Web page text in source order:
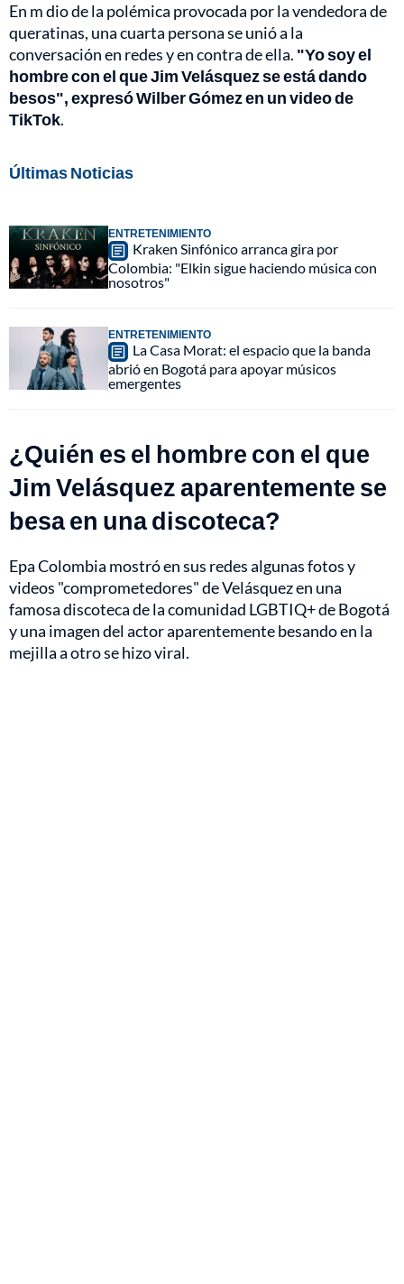
En m dio de la polémica provocada por la vendedora de
queratinas, una cuarta persona se unió a la
conversación en redes y en contra de ella. "Yo soy el
hombre con el que Jim Velásquez se está dando
besos", expresó Wilber Gómez en un video de
TikTok.
Últimas Noticias
ENTRETENIMIENTO
Kraken Sinfónico arranca gira por
Colombia: "Elkin sigue haciendo música con
nosotros"
ENTRETENIMIENTO
La Casa Morat: el espacio que la banda
abrió en Bogotá para apoyar músicos
emergentes
¿Quién es el hombre con el que
Jim Velásquez aparentemente se
besa en una discoteca?
Epa Colombia mostró en sus redes algunas fotos y
videos "comprometedores" de Velásquez en una
famosa discoteca de la comunidad LGBTIQ+ de Bogotá
y una imagen del actor aparentemente besando en la
mejilla a otro se hizo viral.